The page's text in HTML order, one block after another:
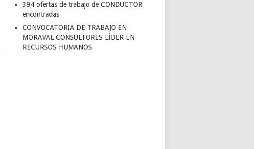
394 ofertas de trabajo de CONDUCTOR
encontradas
CONVOCATORIA DE TRABAJO EN
MORAVAL CONSULTORES LÍDER EN
RECURSOS HUMANOS